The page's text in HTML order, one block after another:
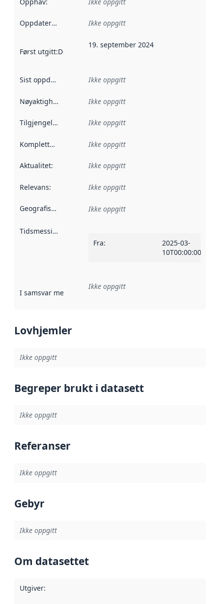
Oppdateringsfrekvens :
Ikke oppgitt
Først utgitt:Denne datoen sier når dataene i dette
19. september 2024
Sist oppdatert Ikke oppgitt
Nøyaktighet Ikke oppgitt
Tilgjengelighet Ikke oppgitt
Kompletthet Ikke oppgitt
Aktualitet: Ikke oppgitt
Relevans: Ikke oppgitt
Geografisk avgrensning :
Ikke oppgitt
Tidsmessig avgrensning
Fra:
2025-03-
10T00:00:00Z
I samsvar med Referanse til en implementasjonsregel
Ikke oppgitt
Lovhjemler
Ikke oppgitt
Begreper brukt i datasett
Ikke oppgitt
Referanser
Ikke oppgitt
Gebyr
Ikke oppgitt
Om datasettet
Utgiver: